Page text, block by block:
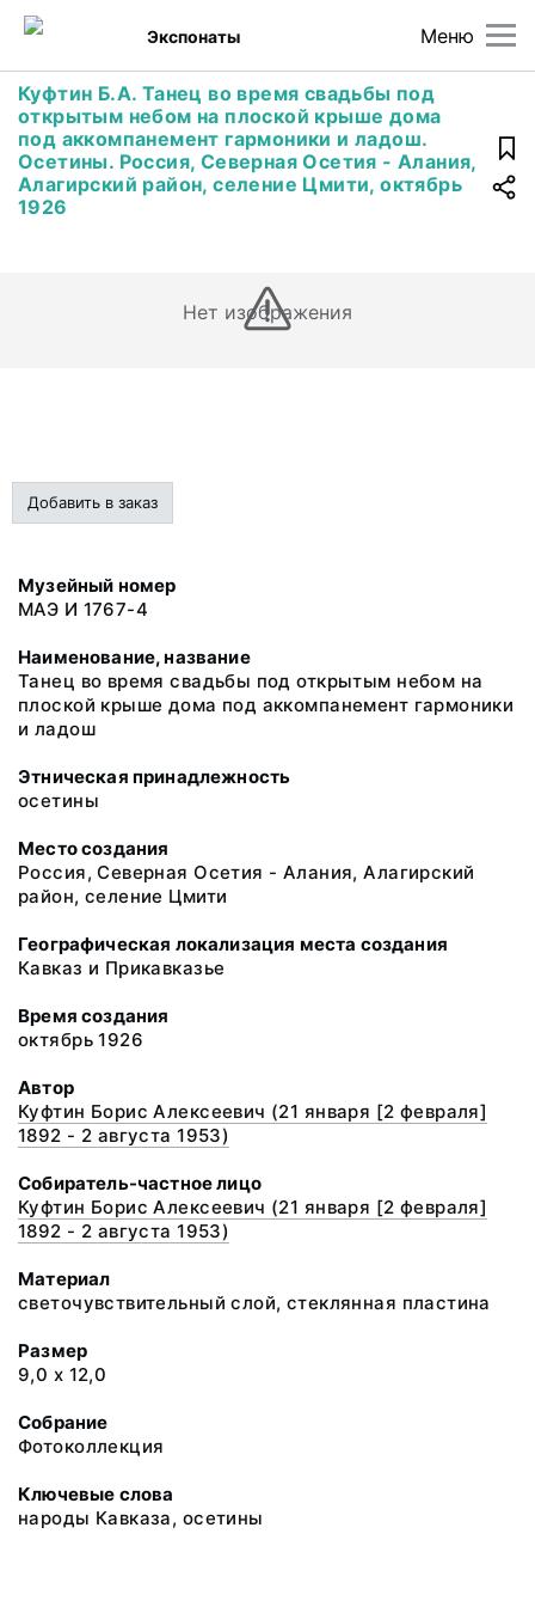
Меню
Экспонаты
Куфтин Б.А. Танец во время свадьбы под
открытым небом на плоской крыше дома
под аккомпанемент гармоники и ладош.
Осетины. Россия, Северная Осетия - Алания,
Алагирский район, селение Цмити, октябрь
1926
Нет изображения
Добавить в заказ
Музейный номер
МАЭ И 1767-4
Наименование, название
Танец во время свадьбы под открытым небом на
плоской крыше дома под аккомпанемент гармоники
и ладош
Этническая принадлежность
осетины
Место создания
Россия, Северная Осетия - Алания, Алагирский
район, селение Цмити
Географическая локализация места создания
Кавказ и Прикавказье
Время создания
октябрь 1926
Автор
Куфтин Борис Алексеевич (21 января [2 февраля]
1892 - 2 августа 1953)
Собиратель-частное лицо
Куфтин Борис Алексеевич (21 января [2 февраля]
1892 - 2 августа 1953)
Материал
светочувствительный слой, стеклянная пластина
Размер
9,0 х 12,0
Собрание
Фотоколлекция
Ключевые слова
народы Кавказа, осетины